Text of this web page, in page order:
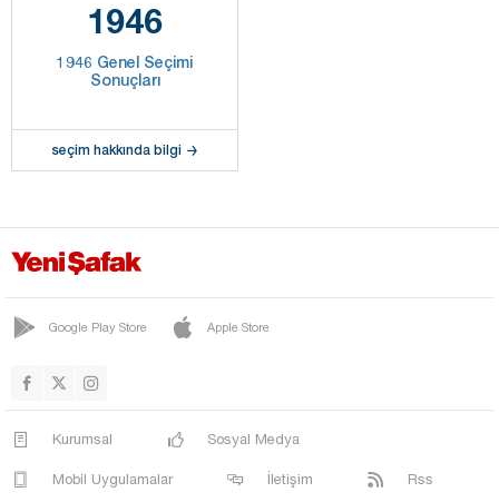
1946
1946 Genel Seçimi
Sonuçları
seçim hakkında bilgi
Google Play Store Apple Store
Kurumsal Sosyal Medya
Mobil Uygulamalar İletişim Rss